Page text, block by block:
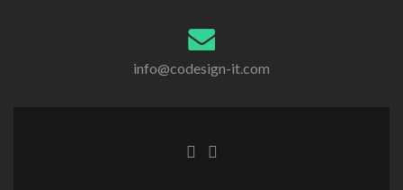
info@codesign-it.com